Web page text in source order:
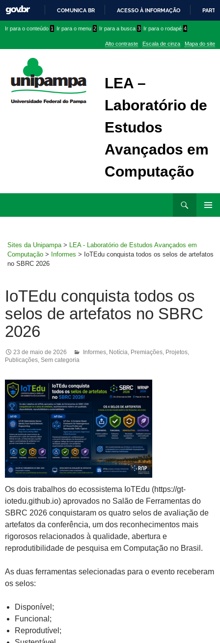
PARA
CONTEÚDO
COMUNICA BR ACESSO À INFORMAÇÃO
conteúdo
menu
superior
menu
Ir para o conteúdo 1 Ir para o menu 2 Ir para a busca 3 Ir para o rodapé 4
Alto contraste Escala de cinza Mapa do site
LEA –
Laboratório de
Estudos
Avançados em
Computação
Sites da Unipampa > LEA - Laboratório de Estudos Avançados em
Computação > Informes > IoTEdu conquista todos os selos de artefatos
no SBRC 2026
IoTEdu conquista todos os
selos de artefatos no SBRC
2026
23 de maio de 2026 Informes Notícia Premiações Projetos
Publicações Sem categoria
Os dois trabalhos do ecossistema IoTEdu (https://gt-
iotedu.github.io) aprovados no Salão de Ferramentas do
SBRC 2026 conquistaram os quatro selos de avaliação de
artefatos da conferência, um dos reconhecimentos mais
rigorosos relacionados à qualidade, abertura e
reprodutibilidade de pesquisa em Computação no Brasil.
As duas ferramentas selecionadas para o evento receberam
os selos:
Disponível;
Funcional;
Reprodutível;